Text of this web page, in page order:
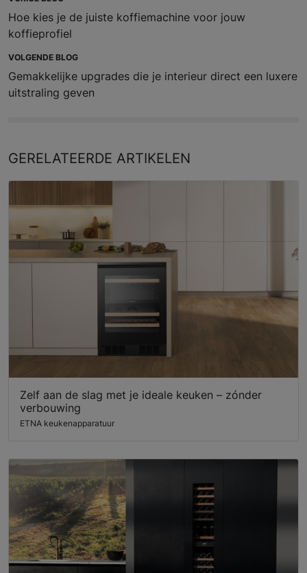
Hoe kies je de juiste koffiemachine voor jouw
koffieprofiel
VOLGENDE BLOG
Gemakkelijke upgrades die je interieur direct een luxere
uitstraling geven
GERELATEERDE ARTIKELEN
Zelf aan de slag met je ideale keuken – zónder
verbouwing
ETNA keukenapparatuur